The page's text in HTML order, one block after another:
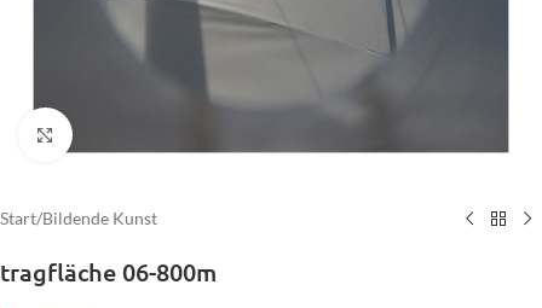
Click to enlarge
Start/Bildende Kunst
tragfläche 06-800m